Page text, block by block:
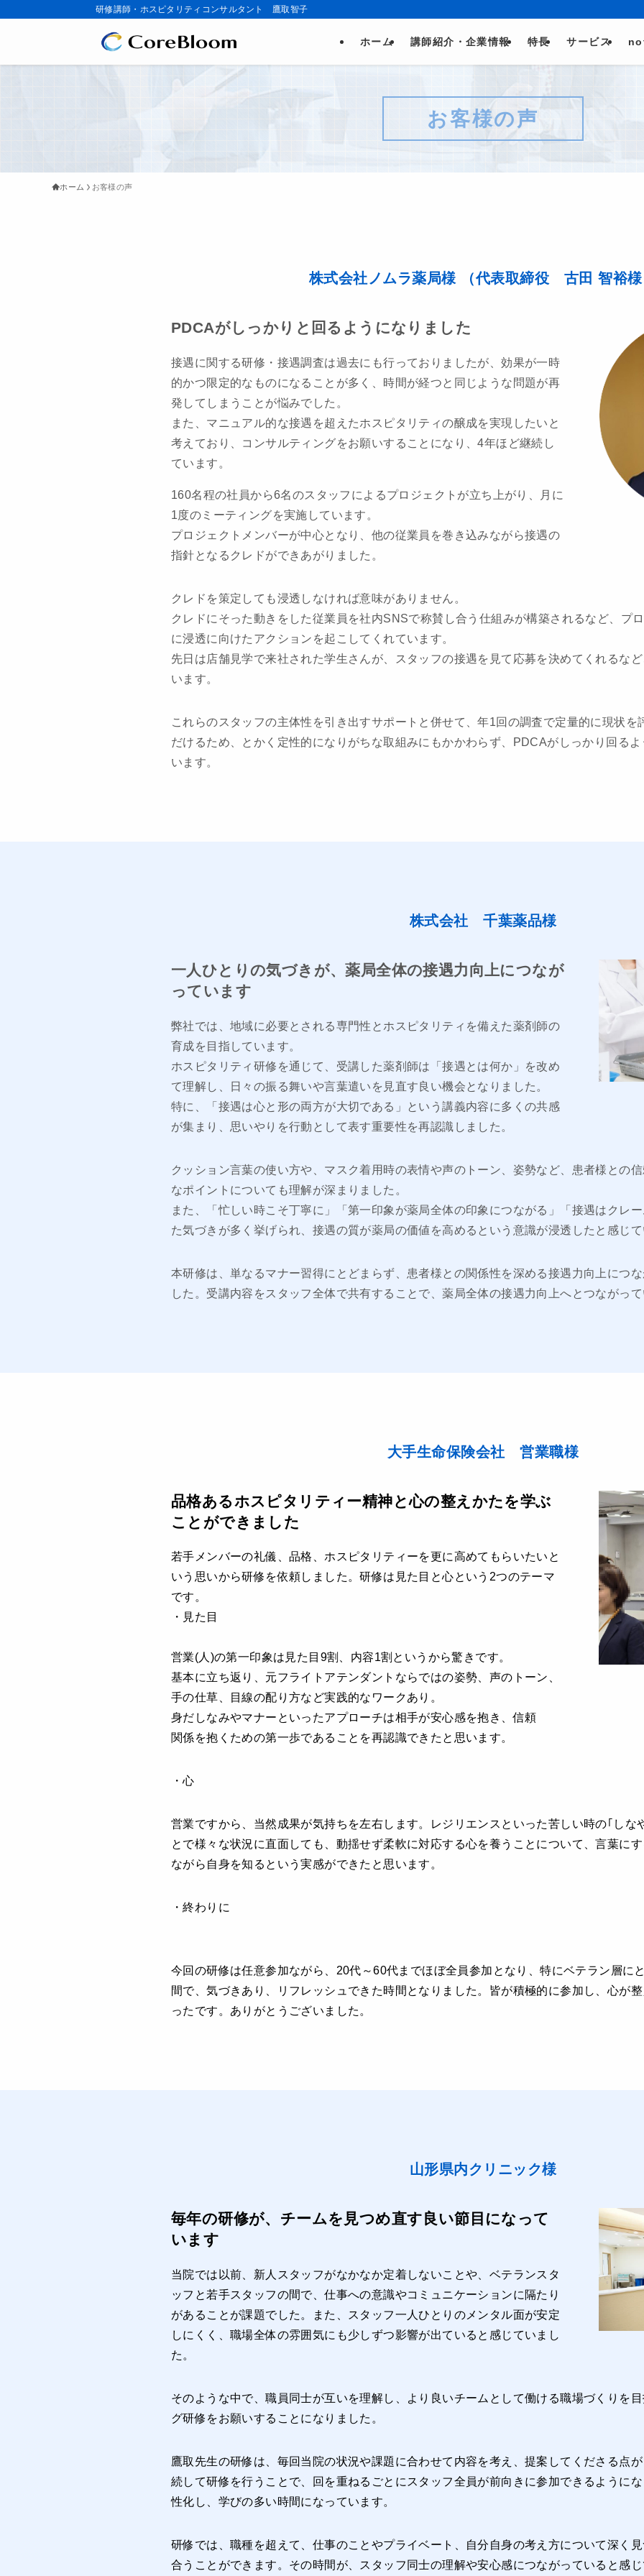
研修講師・ホスピタリティコンサルタント 鷹取智子
ホーム 講師紹介・企業情報 特長 サービス
お客様の声
ホーム お客様の声
株式会社ノムラ薬局様 （代表取締役 古田 智裕
PDCAがしっかりと回るようになりました
接遇に関する研修・接遇調査は過去にも行っておりましたが、効果が一時
的かつ限定的なものになることが多く、時間が経つと同じような問題が再
発してしまうことが悩みでした。
また、マニュアル的な接遇を超えたホスピタリティの醸成を実現したいと
考えており、コンサルティングをお願いすることになり、4年ほど継続し
ています。
160名程の社員から6名のスタッフによるプロジェクトが立ち上がり、月に
1度のミーティングを実施しています。
プロジェクトメンバーが中心となり、他の従業員を巻き込みながら接遇の
指針となるクレドができあがりました。
クレドを策定しても浸透しなければ意味がありません。
クレドにそった動きをした従業員を社内SNSで称賛し合う仕組みが構築されるなど、プ
に浸透に向けたアクションを起こしてくれています。
先日は店舗見学で来社された学生さんが、スタッフの接遇を見て応募を決めてくれるな
います。
これらのスタッフの主体性を引き出すサポートと併せて、年1回の調査で定量的に現状を
だけるため、とかく定性的になりがちな取組みにもかかわらず、PDCAがしっかり回る
います。
株式会社 千葉薬品様
一人ひとりの気づきが、薬局全体の接遇力向上につなが
っています
弊社では、地域に必要とされる専門性とホスピタリティを備えた薬剤師の
育成を目指しています。
ホスピタリティ研修を通じて、受講した薬剤師は「接遇とは何か」を改め
て理解し、日々の振る舞いや言葉遣いを見直す良い機会となりました。
特に、「接遇は心と形の両方が大切である」という講義内容に多くの共感
が集まり、思いやりを行動として表す重要性を再認識しました。
クッション言葉の使い方や、マスク着用時の表情や声のトーン、姿勢など、患者様との
なポイントについても理解が深まりました。
また、「忙しい時こそ丁寧に」「第一印象が薬局全体の印象につながる」「接遇はクレ
た気づきが多く挙げられ、接遇の質が薬局の価値を高めるという意識が浸透したと感じ
本研修は、単なるマナー習得にとどまらず、患者様との関係性を深める接遇力向上につ
した。受講内容をスタッフ全体で共有することで、薬局全体の接遇力向上へとつながっ
大手生命保険会社 営業職様
品格あるホスピタリティー精神と心の整えかたを学ぶ
ことができました
若手メンバーの礼儀、品格、ホスピタリティーを更に高めてもらいたいと
いう思いから研修を依頼しました。研修は見た目と心という2つのテーマ
です。
・見た目
営業(人)の第一印象は見た目9割、内容1割というから驚きです。
基本に立ち返り、元フライトアテンダントならではの姿勢、声のトーン、
手の仕草、目線の配り方など実践的なワークあり。
身だしなみやマナーといったアプローチは相手が安心感を抱き、信頼
関係を抱くための第一歩であることを再認識できたと思います。
・心
営業ですから、当然成果が気持ちを左右します。レジリエンスといった苦しい時の｢しな
とで様々な状況に直面しても、動揺せず柔軟に対応する心を養うことについて、言葉に
ながら自身を知るという実感ができたと思います。
・終わりに
今回の研修は任意参加ながら、20代～60代までほぼ全員参加となり、特にベテラン層に
間で、気づきあり、リフレッシュできた時間となりました。皆が積極的に参加し、心が
ったです。ありがとうございました。
山形県内クリニック様
毎年の研修が、チームを見つめ直す良い節目になって
います
当院では以前、新人スタッフがなかなか定着しないことや、ベテランスタ
ッフと若手スタッフの間で、仕事への意識やコミュニケーションに隔たり
があることが課題でした。また、スタッフ一人ひとりのメンタル面が安定
しにくく、職場全体の雰囲気にも少しずつ影響が出ていると感じていまし
た。
そのような中で、職員同士が互いを理解し、より良いチームとして働ける職場づくりを
グ研修をお願いすることになりました。
鷹取先生の研修は、毎回当院の状況や課題に合わせて内容を考え、提案してくださる点
続して研修を行うことで、回を重ねるごとにスタッフ全員が前向きに参加できるように
性化し、学びの多い時間になっています。
研修では、職種を超えて、仕事のことやプライベート、自分自身の考え方について深く
合うことができます。その時間が、スタッフ同士の理解や安心感につながっていると感